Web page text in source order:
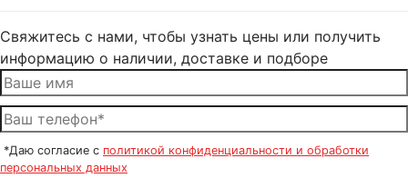
Свяжитесь с нами, чтобы узнать цены или получить
информацию о наличии, доставке и подборе
*Даю согласие с политикой конфиденциальности и обработки
персональных данных